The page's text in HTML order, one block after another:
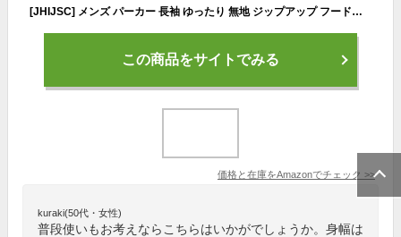
[JHIJSC] メンズ パーカー 長袖 ゆったり 無地 ジップアップ フード付き 春 大きいサイズ (ホワイト, XXL)
この商品をサイトでみる
価格と在庫をAmazonでチェック >>
kuraki(50代・女性)
普段使いもお考えならこちらはいかがでしょうか。身幅は